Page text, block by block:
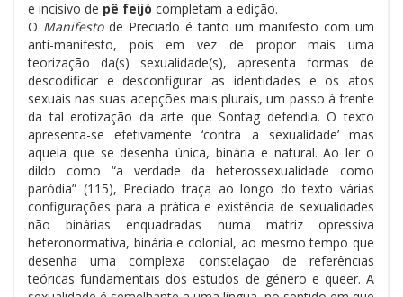
e incisivo de pê feijó completam a edição.
O Manifestode Preciado é tanto um manifesto com um
anti-manifesto, pois em vez de propor mais uma
teorização da(s) sexualidade(s), apresenta formas de
descodificar e desconfigurar as identidades e os atos
sexuais nas suas acepções mais plurais, um passo à frente
da tal erotização da arte que Sontag defendia. O texto
apresenta-se efetivamente ‘contra a sexualidade’ mas
aquela que se desenha única, binária e natural. Ao ler o
dildo como “a verdade da heterossexualidade como
paródia” (115), Preciado traça ao longo do texto várias
configurações para a prática e existência de sexualidades
não binárias enquadradas numa matriz opressiva
heteronormativa, binária e colonial, ao mesmo tempo que
desenha uma complexa constelação de referências
teóricas fundamentais dos estudos de género e queer. A